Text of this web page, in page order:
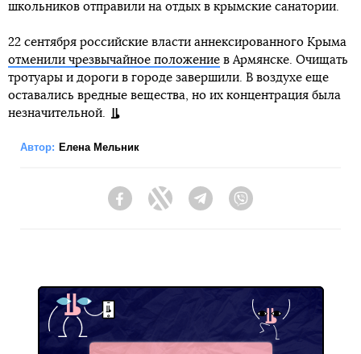
школьников отправили на отдых в крымские санатории.
22 сентября российские власти аннексированного Крыма
отменили чрезвычайное положение в Армянске. Очищать
тротуары и дороги в городе завершили. В воздухе еще
оставались вредные вещества, но их концентрация была
незначительной.
Автор: Елена Мельник
FacebookTwitter Telegram